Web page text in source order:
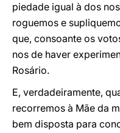
piedade igual à dos
roguemos e
que, consoante os
nos de haver
Rosário.
E, verdadeiramente,
recorremos à Mãe da
bem disposta para